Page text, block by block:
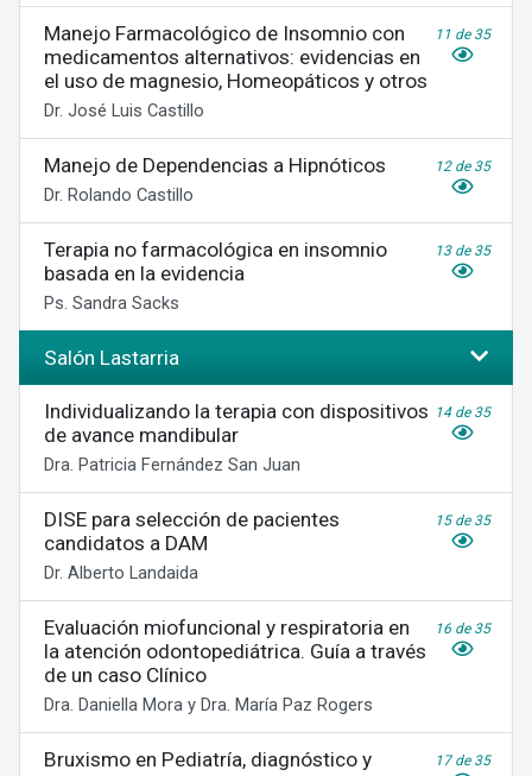
Manejo Farmacológico de Insomnio con
medicamentos alternativos: evidencias en
el uso de magnesio, Homeopáticos y otros
11 de 35
Dr. José Luis Castillo
Manejo de Dependencias a Hipnóticos 12 de 35
Dr. Rolando Castillo
Terapia no farmacológica en insomnio
basada en la evidencia
13 de 35
Ps. Sandra Sacks
Salón Lastarria
Individualizando la terapia con dispositivos
de avance mandibular
14 de 35
Dra. Patricia Fernández San Juan
DISE para selección de pacientes
candidatos a DAM
15 de 35
Dr. Alberto Landaida
Evaluación miofuncional y respiratoria en
la atención odontopediátrica. Guía a través
de un caso Clínico
16 de 35
Dra. Daniella Mora y Dra. María Paz Rogers
Bruxismo en Pediatría, diagnóstico y
17 de 35